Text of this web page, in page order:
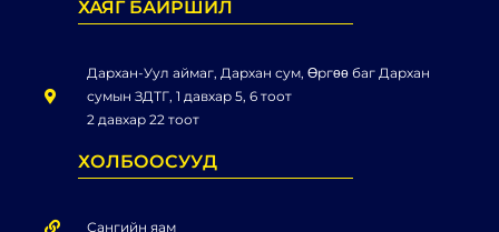
ХАЯГ БАЙРШИЛ
Дархан-Уул аймаг, Дархан сум, Өргөө баг Дархан
сумын ЗДТГ, 1 давхар 5, 6 тоот
2 давхар 22 тоот
ХОЛБООСУУД
Сангийн яам